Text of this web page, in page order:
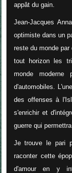
appât du gain.
Jean-Jacques
optimiste dans un
reste du monde
tout horizon les
monde
d'automobiles.
des offenses à
s'enrichir et
guerre qui
Je trouve le pari
raconter cette
d'amour en y